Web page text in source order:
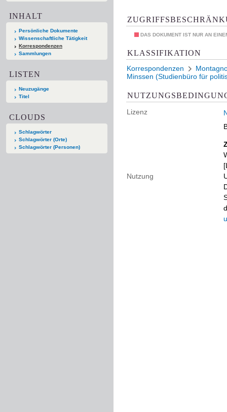
INHALT
Persönliche Dokumente
Wissenschaftliche Tätigkeit
Korrespondenzen
Sammlungen
LISTEN
Neuzugänge
Titel
CLOUDS
Schlagwörter
Schlagwörter (Orte)
Schlagwörter (Personen)
DAS DOKUMENT IST NUR AN
KLASSIFIKATION
Korrespondenzen
Minssen (Studienbüro für
Lizenz
Nutzung